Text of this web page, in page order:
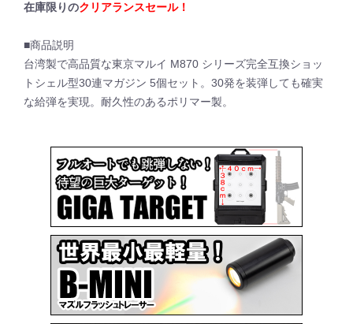
在庫限りのクリアランスセール！
■商品説明
台湾製で高品質な東京マルイ M870 シリーズ完全互換ショッ
トシェル型30連マガジン 5個セット。30発を装弾しても確実
な給弾を実現。耐久性のあるポリマー製。